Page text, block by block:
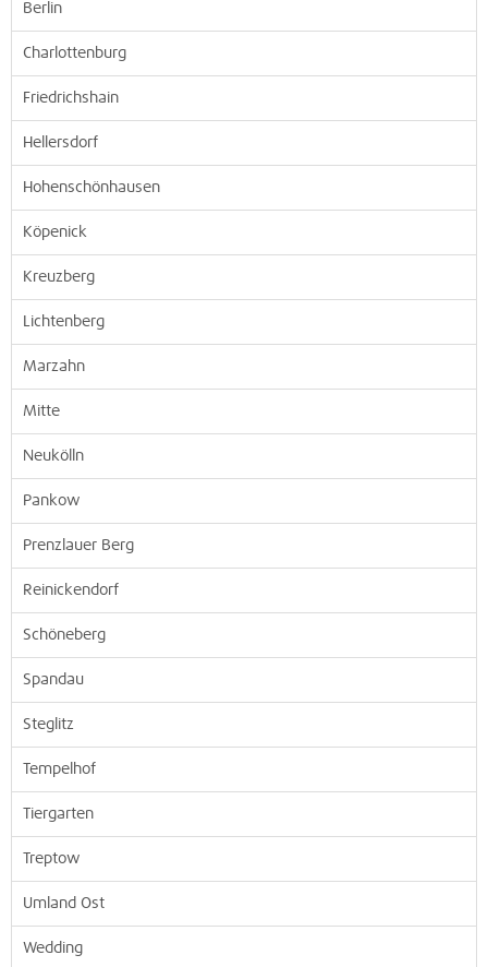
Berlin
Charlottenburg
Friedrichshain
Hellersdorf
Hohenschönhausen
Köpenick
Kreuzberg
Lichtenberg
Marzahn
Mitte
Neukölln
Pankow
Prenzlauer Berg
Reinickendorf
Schöneberg
Spandau
Steglitz
Tempelhof
Tiergarten
Treptow
Umland Ost
Wedding